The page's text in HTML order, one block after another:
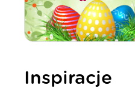
Inspiracje